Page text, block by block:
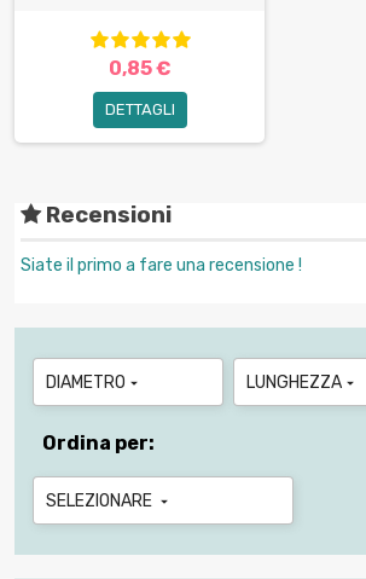
0,85 €
DETTAGLI
Recensioni
Siate il primo a fare una recensione !
DIAMETRO  LUNGHEZZA 
Ordina per:
SELEZIONARE 